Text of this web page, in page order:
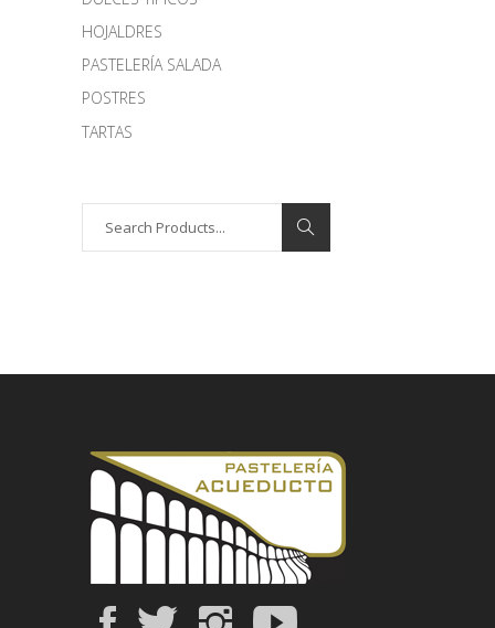
HOJALDRES
PASTELERÍA SALADA
POSTRES
TARTAS